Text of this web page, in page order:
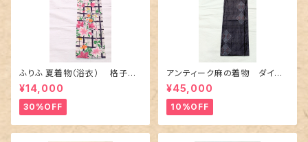
ふりふ 夏着物（浴衣） 格子に
百合や秋草花
¥14,000
30%OFF
アンティーク麻の着物 ダイヤ
に市松柄の上布
¥45,000
10%OFF